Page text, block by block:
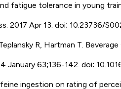
fatigue tolerance in young
2017 Apr 13. doi: 10.23736/
R, Hartman T.
January 63;136-142. doi:
ingestion on rating of